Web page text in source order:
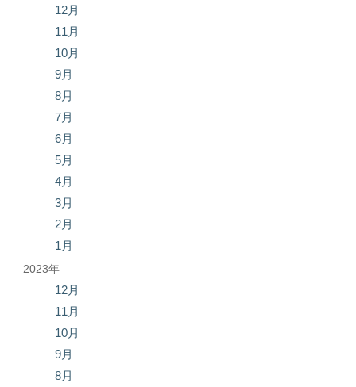
12月
11月
10月
9月
8月
7月
6月
5月
4月
3月
2月
1月
2023年
12月
11月
10月
9月
8月